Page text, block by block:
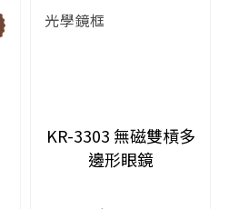
光學鏡框
KR-3303 無磁雙槓多
邊形眼鏡